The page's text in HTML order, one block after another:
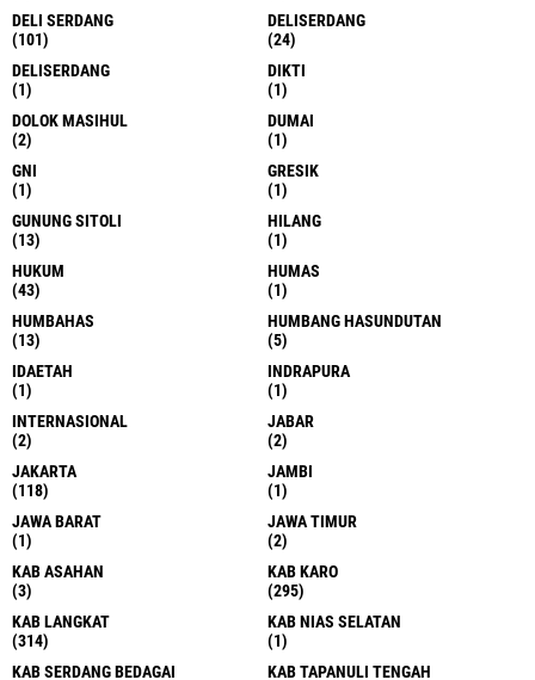
DELI SERDANG
(101)
DELISERDANG
(24)
DELISERDANG
(1)
DIKTI
(1)
DOLOK MASIHUL
(2)
DUMAI
(1)
GNI
(1)
GRESIK
(1)
GUNUNG SITOLI
(13)
HILANG
(1)
HUKUM
(43)
HUMAS
(1)
HUMBAHAS
(13)
HUMBANG HASUNDUTAN
(5)
IDAETAH
(1)
INDRAPURA
(1)
INTERNASIONAL
(2)
JABAR
(2)
JAKARTA
(118)
JAMBI
(1)
JAWA BARAT
(1)
JAWA TIMUR
(2)
KAB ASAHAN
(3)
KAB KARO
(295)
KAB LANGKAT
(314)
KAB NIAS SELATAN
(1)
KAB SERDANG BEDAGAI
KAB TAPANULI TENGAH